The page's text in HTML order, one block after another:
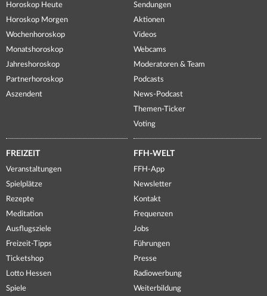
Horoskop Heute
Horoskop Morgen
Wochenhoroskop
Monatshoroskop
Jahreshoroskop
Partnerhoroskop
Aszendent
Sendungen
Aktionen
Videos
Webcams
Moderatoren & Team
Podcasts
News-Podcast
Themen-Ticker
Voting
FREIZEIT
Veranstaltungen
Spielplätze
Rezepte
Meditation
Ausflugsziele
Freizeit-Tipps
Ticketshop
Lotto Hessen
Spiele
FFH-WELT
FFH-App
Newsletter
Kontakt
Frequenzen
Jobs
Führungen
Presse
Radiowerbung
Weiterbildung